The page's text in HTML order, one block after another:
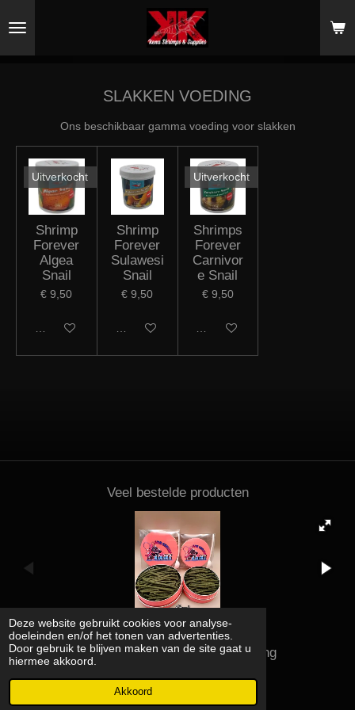
Deze website gebruikt cookies voor analyse-
doeleinden en/of het tonen van advertenties.
Door gebruik te blijven maken van de site gaat u
hiermee akkoord.
Akkoord
direct
SLAKKEN VOEDING
Ons beschikbaar gamma voeding voor slakken
Uitverkocht
Shrimp
Forever
Algea
Snail
€ 9,50
Houd mij op de hoogte
Shrimp
Forever
Sulawesi
Snail
€ 9,50
In winkelwagen
Uitverkocht
Shrimps
Forever
Carnivor
e Snail
€ 9,50
Houd mij op de hoogte
Veel bestelde producten
Kena shrimps and supplies rating
© 2023 - 2026 Kena shrimps and supplies